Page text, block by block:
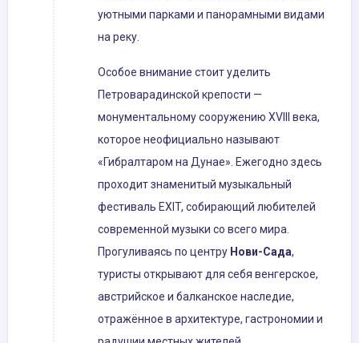
уютными парками и панорамными видами
на реку.
Особое внимание стоит уделить
Петроварадинской крепости —
монументальному сооружению XVIII века,
которое неофициально называют
«Гибралтаром на Дунае». Ежегодно здесь
проходит знаменитый музыкальный
фестиваль EXIT, собирающий любителей
современной музыки со всего мира.
Прогуливаясь по центру Нови-Сада,
туристы открывают для себя венгерское,
австрийское и балканское наследие,
отражённое в архитектуре, гастрономии и